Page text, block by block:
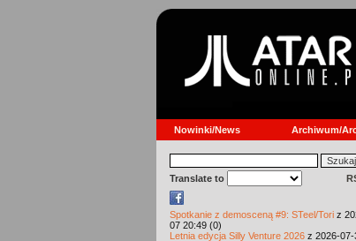
Nowinki/News Archiwum/
Translate to
Spotkanie z demosceną #9: STeel/Tori z
07 20:49 (0)
Letnia edycja Silly Venture 2026 z 2026-07-